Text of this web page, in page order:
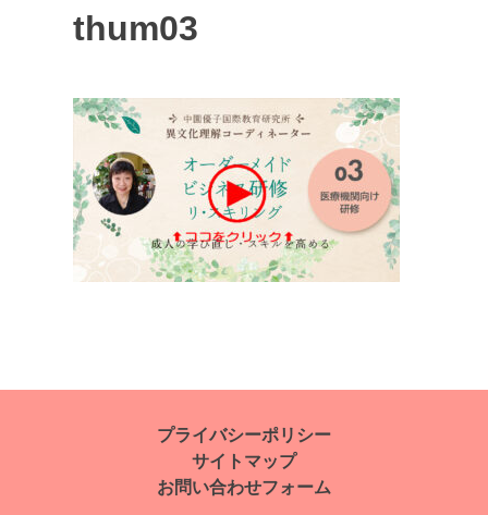
thum03
稿
プライバシーポリシー
サイトマップ
お問い合わせフォーム